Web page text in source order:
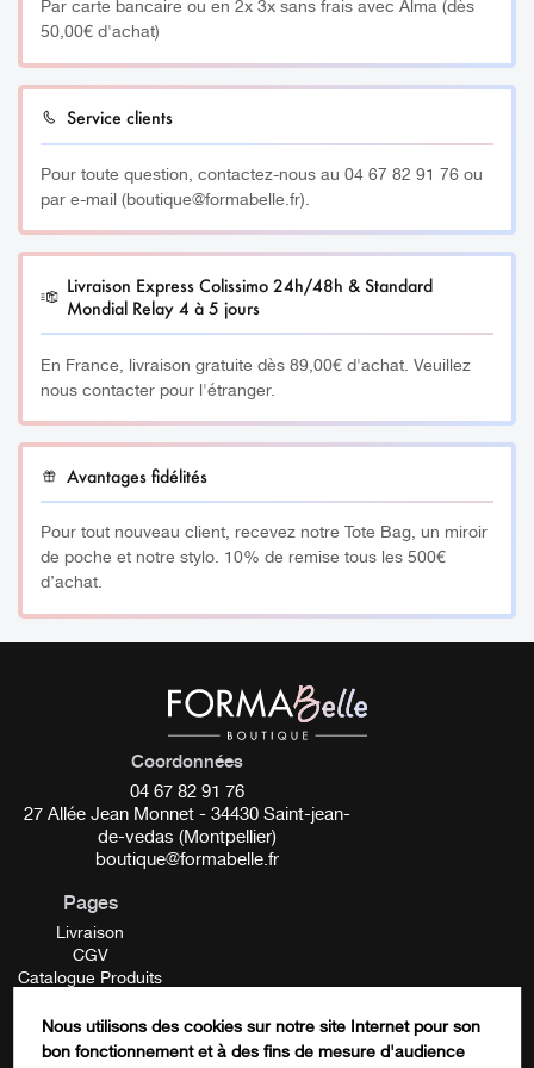
l’apparence des taches brunes et des
hyperpigmentations.
L’huile de Rose Musquée contribue à améliorer
l’apparence de la peau en l’hydratant en profondeur, en
réduisant l’apparence des taches brunes et des
imperfections.
Par ailleurs, elle peut être appliquée directement sur la
peau ou mélangée à d’autres huiles ou soins
cosmétiques.
Quantité: 50ml
__________
Huile revitalisante
Apporte tonus & éclat à la peau
100% naturelle et certifiée BIO
Certifiée commerce équitable FAIR FOR LIFE
La pipette permet un dosage goutte à goutte très précis.
Parfait pour une application de votre huile végétale pure
sur le visage mais aussi pour des recettes de
cosmétiques maison.
__________
Origine
Notre huile végétale de Rose Musquée est originaire du
Chili. En effet, le rosier muscat est un arbrisseau
apparenté à la famille des Rosacées. Il ressemble à un
églantier, pousse naturellement sur le continent américain
peaux ternes.
– Oméga 6 : limite les pertes en eau de la peau,
adoucissant et nutritif
– Vitamine E : propriétés antioxydantes, élasticité,
douceur, éclat et jeunesse.
– Vitamine K : favorise la coagulation sanguine et limite
les rougeurs
votre crème habituelle.
Visage & Corps
Par carte bancaire ou en 2x 3x sans frais avec Alma (dès
50,00€ d'achat)
Service clients
Pour toute question, contactez-nous au 04 67 82 91 76 ou
par e-mail (boutique@formabelle.fr).
Livraison Express Colissimo 24h/48h & Standard
Mondial Relay 4 à 5 jours
En France, livraison gratuite dès 89,00€ d'achat. Veuillez
nous contacter pour l'étranger.
Avantages fidélités
Pour tout nouveau client, recevez notre Tote Bag, un miroir
de poche et notre stylo. 10% de remise tous les 500€
d’achat.
Coordonnées
04 67 82 91 76
27 Allée Jean Monnet - 34430 Saint-jean-
de-vedas (Montpellier)
boutique@formabelle.fr
Pages
Livraison
CGV
Catalogue Produits
Contactez-nous
FORMATION
Nous utilisons des cookies sur notre site Internet pour son
bon fonctionnement et à des fins de mesure d'audience